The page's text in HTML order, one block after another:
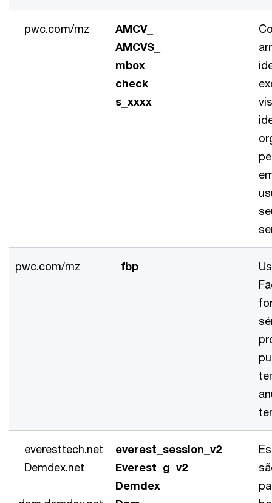
pwc.com/mz
AMCV_
AMCVS_
mbox
check
s_xxxx
pwc.com/mz _fbp
everesttech.net
Demdex.net
everest_session_v2
Everest_g_v2
Demdex